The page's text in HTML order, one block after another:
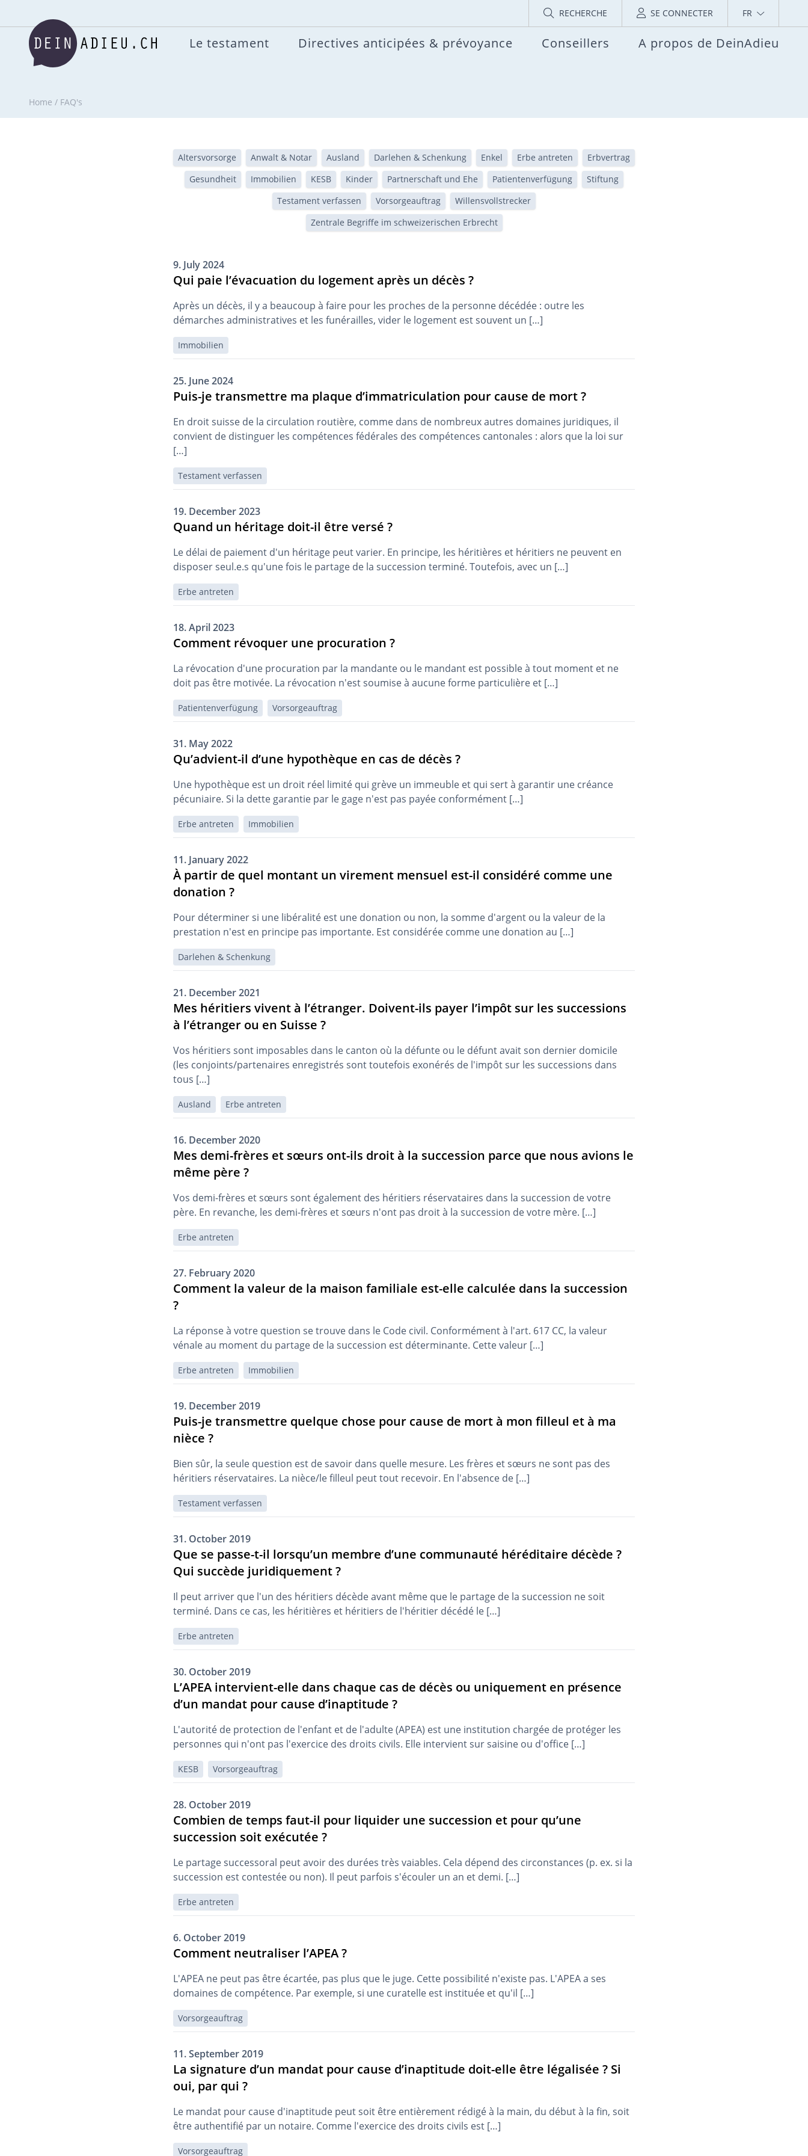
RECHERCHE SE CONNECTER FR
Le testament Directives anticipées & prévoyance Conseillers A propos de DeinAdieu
Home / FAQ's
Altersvorsorge Anwalt & Notar Ausland Darlehen & Schenkung Enkel Erbe antreten
Erbvertrag
Gesundheit
Immobilien KESB Kinder Partnerschaft und Ehe Patientenverfügung
Stiftung
Testament verfassen
Vorsorgeauftrag
Willensvollstrecker
Zentrale Begriffe im schweizerischen Erbrecht
9. July 2024
Qui paie l’évacuation du logement après un décès ?
Après un décès, il y a beaucoup à faire pour les proches de la personne décédée : outre les
démarches administratives et les funérailles, vider le logement est souvent un […]
Immobilien
25. June 2024
Puis-je transmettre ma plaque d’immatriculation pour cause de mort ?
En droit suisse de la circulation routière, comme dans de nombreux autres domaines juridiques, il
convient de distinguer les compétences fédérales des compétences cantonales : alors que la loi sur
[…]
Testament verfassen
19. December 2023
Quand un héritage doit-il être versé ?
Le délai de paiement d'un héritage peut varier. En principe, les héritières et héritiers ne peuvent en
disposer seul.e.s qu'une fois le partage de la succession terminé. Toutefois, avec un […]
Erbe antreten
18. April 2023
Comment révoquer une procuration ?
La révocation d'une procuration par la mandante ou le mandant est possible à tout moment et ne
doit pas être motivée. La révocation n'est soumise à aucune forme particulière et […]
Patientenverfügung Vorsorgeauftrag
31. May 2022
Qu’advient-il d’une hypothèque en cas de décès ?
Une hypothèque est un droit réel limité qui grève un immeuble et qui sert à garantir une créance
pécuniaire. Si la dette garantie par le gage n'est pas payée conformément […]
Erbe antreten Immobilien
11. January 2022
À partir de quel montant un virement mensuel est-il considéré comme une
donation ?
Pour déterminer si une libéralité est une donation ou non, la somme d'argent ou la valeur de la
prestation n'est en principe pas importante. Est considérée comme une donation au […]
Darlehen & Schenkung
21. December 2021
Mes héritiers vivent à l’étranger. Doivent-ils payer l’impôt sur les successions
à l’étranger ou en Suisse ?
Vos héritiers sont imposables dans le canton où la défunte ou le défunt avait son dernier domicile
(les conjoints/partenaires enregistrés sont toutefois exonérés de l'impôt sur les successions dans
tous […]
Ausland Erbe antreten
16. December 2020
Mes demi-frères et sœurs ont-ils droit à la succession parce que nous avions le
même père ?
Vos demi-frères et sœurs sont également des héritiers réservataires dans la succession de votre
père. En revanche, les demi-frères et sœurs n'ont pas droit à la succession de votre mère. […]
Erbe antreten
27. February 2020
Comment la valeur de la maison familiale est-elle calculée dans la succession
?
La réponse à votre question se trouve dans le Code civil. Conformément à l'art. 617 CC, la valeur
vénale au moment du partage de la succession est déterminante. Cette valeur […]
Erbe antreten Immobilien
19. December 2019
Puis-je transmettre quelque chose pour cause de mort à mon filleul et à ma
nièce ?
Bien sûr, la seule question est de savoir dans quelle mesure. Les frères et sœurs ne sont pas des
héritiers réservataires. La nièce/le filleul peut tout recevoir. En l'absence de […]
Testament verfassen
31. October 2019
Que se passe-t-il lorsqu’un membre d’une communauté héréditaire décède ?
Qui succède juridiquement ?
Il peut arriver que l'un des héritiers décède avant même que le partage de la succession ne soit
terminé. Dans ce cas, les héritières et héritiers de l'héritier décédé le […]
Erbe antreten
30. October 2019
L’APEA intervient-elle dans chaque cas de décès ou uniquement en présence
d’un mandat pour cause d’inaptitude ?
L'autorité de protection de l'enfant et de l'adulte (APEA) est une institution chargée de protéger les
personnes qui n'ont pas l'exercice des droits civils. Elle intervient sur saisine ou d'office […]
KESB Vorsorgeauftrag
28. October 2019
Combien de temps faut-il pour liquider une succession et pour qu’une
succession soit exécutée ?
Le partage successoral peut avoir des durées très vaiables. Cela dépend des circonstances (p. ex. si la
succession est contestée ou non). Il peut parfois s'écouler un an et demi. […]
Erbe antreten
6. October 2019
Comment neutraliser l’APEA ?
L'APEA ne peut pas être écartée, pas plus que le juge. Cette possibilité n'existe pas. L'APEA a ses
domaines de compétence. Par exemple, si une curatelle est instituée et qu'il […]
Vorsorgeauftrag
11. September 2019
La signature d’un mandat pour cause d’inaptitude doit-elle être légalisée ? Si
oui, par qui ?
Le mandat pour cause d'inaptitude peut soit être entièrement rédigé à la main, du début à la fin, soit
être authentifié par un notaire. Comme l'exercice des droits civils est […]
Vorsorgeauftrag